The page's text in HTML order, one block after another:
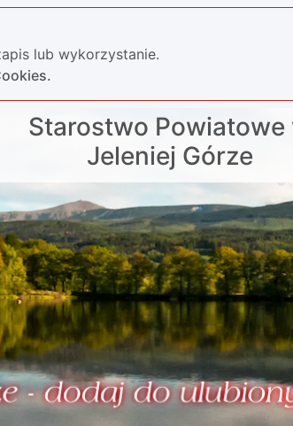
lub wykorzystanie.
Starostwo Powiatowe
Jeleniej Górze